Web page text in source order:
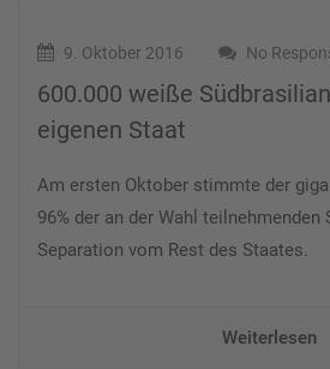
9. Oktober 2016 No
600.000 weiße
eigenen Staat
Am ersten Oktober stimmte der
96% der an der Wahl
Separation vom Rest des Staates.
Weiterlesen